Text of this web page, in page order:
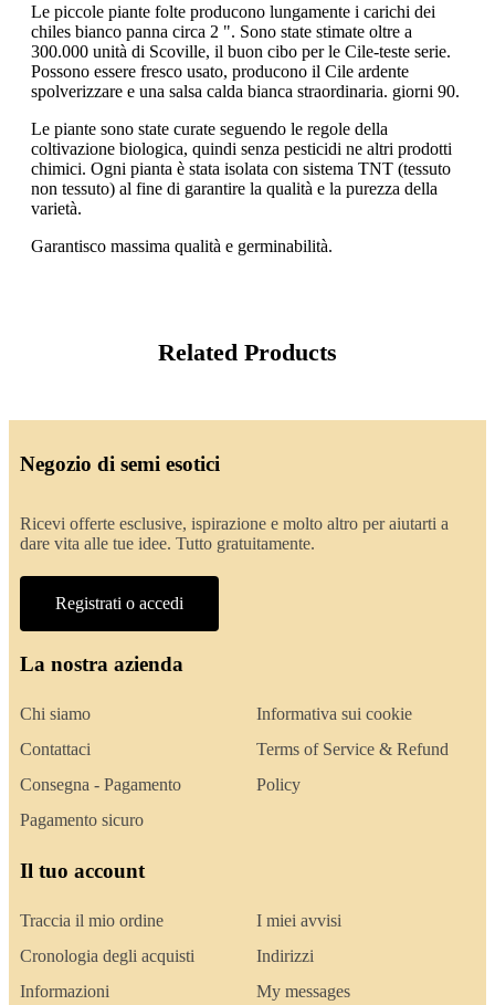
Le piccole piante folte producono lungamente i carichi dei
chiles bianco panna circa 2 ". Sono state stimate oltre a
300.000 unità di Scoville, il buon cibo per le Cile-teste serie.
Possono essere fresco usato, producono il Cile ardente
spolverizzare e una salsa calda bianca straordinaria. giorni 90.
Le piante sono state curate seguendo le regole della
coltivazione biologica, quindi senza pesticidi ne altri prodotti
chimici. Ogni pianta è stata isolata con sistema TNT (tessuto
non tessuto) al fine di garantire la qualità e la purezza della
varietà.
Garantisco massima qualità e germinabilità.
Related Products
Negozio di semi esotici
Ricevi offerte esclusive, ispirazione e molto altro per aiutarti a
dare vita alle tue idee. Tutto gratuitamente.
Registrati o accedi
La nostra azienda
Chi siamo
Contattaci
Consegna - Pagamento
Pagamento sicuro
Informativa sui cookie
Terms of Service & Refund
Policy
Il tuo account
Traccia il mio ordine
Cronologia degli acquisti
Informazioni
I miei avvisi
Indirizzi
My messages